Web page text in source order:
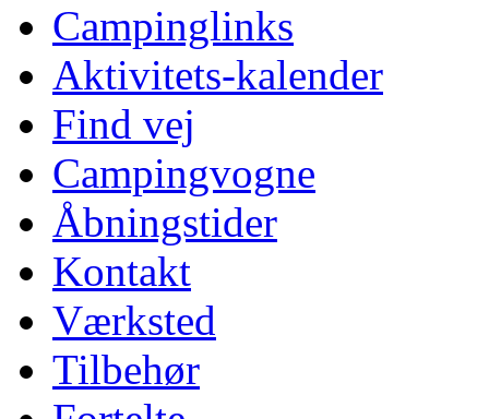
Campinglinks
Aktivitets-kalender
Find vej
Campingvogne
Åbningstider
Kontakt
Værksted
Tilbehør